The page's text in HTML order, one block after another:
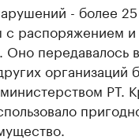
- более 25
с распоряжением и
передавалось в
организаций
РТ.